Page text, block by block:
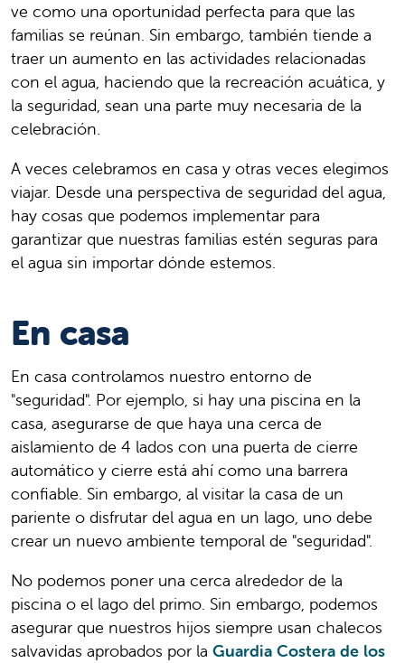
ve como una oportunidad perfecta para que las
familias se reúnan. Sin embargo, también tiende a
traer un aumento en las actividades relacionadas
con el agua, haciendo que la recreación acuática, y
la seguridad, sean una parte muy necesaria de la
celebración.
A veces celebramos en casa y otras veces elegimos
viajar. Desde una perspectiva de seguridad del agua,
hay cosas que podemos implementar para
garantizar que nuestras familias estén seguras para
el agua sin importar dónde estemos.
En casa
En casa controlamos nuestro entorno de
"seguridad". Por ejemplo, si hay una piscina en la
casa, asegurarse de que haya una cerca de
aislamiento de 4 lados con una puerta de cierre
automático y cierre está ahí como una barrera
confiable. Sin embargo, al visitar la casa de un
pariente o disfrutar del agua en un lago, uno debe
crear un nuevo ambiente temporal de "seguridad".
No podemos poner una cerca alrededor de la
piscina o el lago del primo. Sin embargo, podemos
asegurar que nuestros hijos siempre usan chalecos
salvavidas aprobados por la Guardia Costera de los